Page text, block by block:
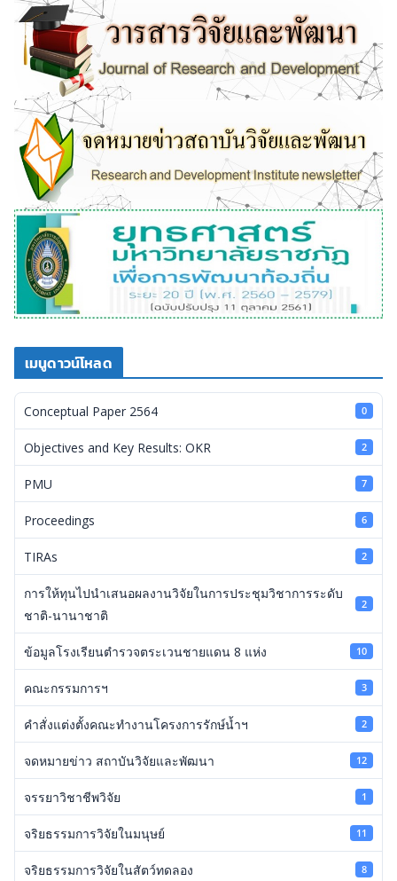
เมนูดาวน์โหลด
Conceptual Paper 2564 0
Objectives and Key Results: OKR 2
PMU 7
Proceedings 6
TIRAs 2
การให้ทุนไปนำเสนอผลงานวิจัยในการประชุมวิชาการระดับ
ชาติ-นานาชาติ
2
ข้อมูลโรงเรียนตำรวจตระเวนชายแดน 8 แห่ง 10
คณะกรรมการฯ 3
คำสั่งแต่งตั้งคณะทำงานโครงการรักษ์น้ำฯ 2
จดหมายข่าว สถาบันวิจัยและพัฒนา 12
จรรยาวิชาชีพวิจัย 1
จริยธรรมการวิจัยในมนุษย์ 11
จริยธรรมการวิจัยในสัตว์ทดลอง 8